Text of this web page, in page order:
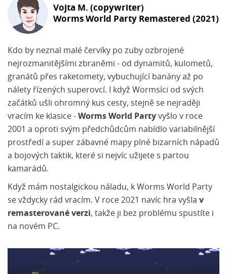
Vojta M. (copywriter)
Worms World Party Remastered (2021)
Kdo by neznal malé červíky po zuby ozbrojené
nejrozmanitějšími zbraněmi - od dynamitů, kulometů,
granátů přes raketomety, vybuchující banány až po
nálety řízených superovcí. I když Wormsíci od svých
začátků ušli ohromný kus cesty, stejně se nejraději
vracím ke klasice - Worms World Party vyšlo v roce
2001 a oproti svým předchůdcům nabídlo variabilnější
prostředí a super zábavné mapy plné bizarních nápadů
a bojových taktik, které si nejvíc užijete s partou
kamarádů.
Když mám nostalgickou náladu, k Worms World Party
se vždycky rád vracím. V roce 2021 navíc hra vyšla v
remasterované verzi, takže ji bez problému spustíte i
na novém PC.